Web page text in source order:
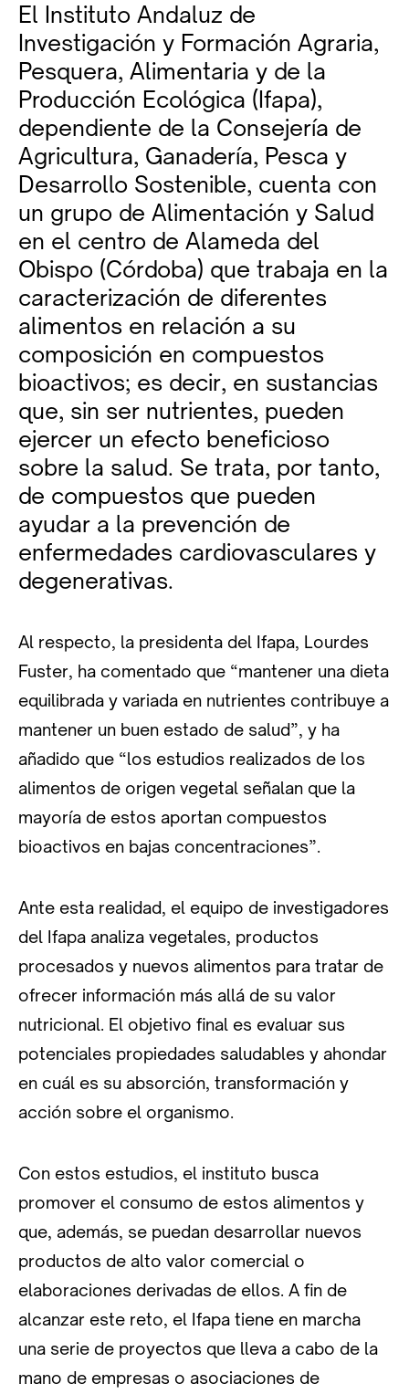
El Instituto Andaluz de
Investigación y Formación Agraria,
Pesquera, Alimentaria y de la
Producción Ecológica (Ifapa),
dependiente de la Consejería de
Agricultura, Ganadería, Pesca y
Desarrollo Sostenible, cuenta con
un grupo de Alimentación y Salud
en el centro de Alameda del
Obispo (Córdoba) que trabaja en la
caracterización de diferentes
alimentos en relación a su
composición en compuestos
bioactivos; es decir, en sustancias
que, sin ser nutrientes, pueden
ejercer un efecto beneficioso
sobre la salud. Se trata, por tanto,
de compuestos que pueden
ayudar a la prevención de
enfermedades cardiovasculares y
degenerativas.
Al respecto, la presidenta del Ifapa, Lourdes
Fuster, ha comentado que “mantener una dieta
equilibrada y variada en nutrientes contribuye a
mantener un buen estado de salud”, y ha
añadido que “los estudios realizados de los
alimentos de origen vegetal señalan que la
mayoría de estos aportan compuestos
bioactivos en bajas concentraciones”.
Ante esta realidad, el equipo de investigadores
del Ifapa analiza vegetales, productos
procesados y nuevos alimentos para tratar de
ofrecer información más allá de su valor
nutricional. El objetivo final es evaluar sus
potenciales propiedades saludables y ahondar
en cuál es su absorción, transformación y
acción sobre el organismo.
Con estos estudios, el instituto busca
promover el consumo de estos alimentos y
que, además, se puedan desarrollar nuevos
productos de alto valor comercial o
elaboraciones derivadas de ellos. A fin de
alcanzar este reto, el Ifapa tiene en marcha
una serie de proyectos que lleva a cabo de la
mano de empresas o asociaciones de